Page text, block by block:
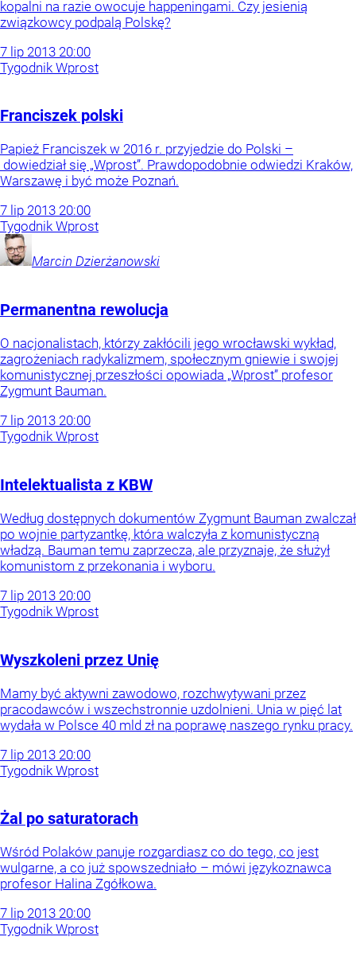
kopalni na razie owocuje happeningami. Czy jesienią
związkowcy podpalą Polskę?
7 lip 2013 20:00
Tygodnik Wprost
Franciszek polski
Papież Franciszek w 2016 r. przyjedzie do Polski –
dowiedział się „Wprost”. Prawdopodobnie odwiedzi Kraków,
Warszawę i być może Poznań.
7 lip 2013 20:00
Tygodnik Wprost
Marcin Dzierżanowski
Permanentna rewolucja
O nacjonalistach, którzy zakłócili jego wrocławski wykład,
zagrożeniach radykalizmem, społecznym gniewie i swojej
komunistycznej przeszłości opowiada „Wprost” profesor
Zygmunt Bauman.
7 lip 2013 20:00
Tygodnik Wprost
Intelektualista z KBW
Według dostępnych dokumentów Zygmunt Bauman zwalczał
po wojnie partyzantkę, która walczyła z komunistyczną
władzą. Bauman temu zaprzecza, ale przyznaje, że służył
komunistom z przekonania i wyboru.
7 lip 2013 20:00
Tygodnik Wprost
Wyszkoleni przez Unię
Mamy być aktywni zawodowo, rozchwytywani przez
pracodawców i wszechstronnie uzdolnieni. Unia w pięć lat
wydała w Polsce 40 mld zł na poprawę naszego rynku pracy.
7 lip 2013 20:00
Tygodnik Wprost
Żal po saturatorach
Wśród Polaków panuje rozgardiasz co do tego, co jest
wulgarne, a co już spowszedniało – mówi językoznawca
profesor Halina Zgółkowa.
7 lip 2013 20:00
Tygodnik Wprost